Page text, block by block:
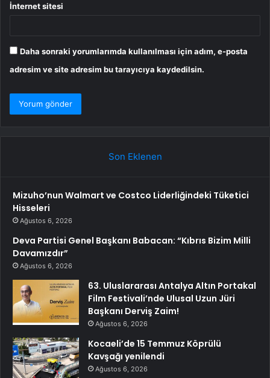
İnternet sitesi
Daha sonraki yorumlarımda kullanılması için adım, e-posta
adresim ve site adresim bu tarayıcıya kaydedilsin.
Son Eklenen
Mizuho’nun Walmart ve Costco Liderliğindeki Tüketici
Hisseleri
Ağustos 6, 2026
Deva Partisi Genel Başkanı Babacan: “Kıbrıs Bizim Milli
Davamızdır”
Ağustos 6, 2026
63. Uluslararası Antalya Altın Portakal
Film Festivali’nde Ulusal Uzun Jüri
Başkanı Derviş Zaim!
Ağustos 6, 2026
Kocaeli’de 15 Temmuz Köprülü
Kavşağı yenilendi
Ağustos 6, 2026